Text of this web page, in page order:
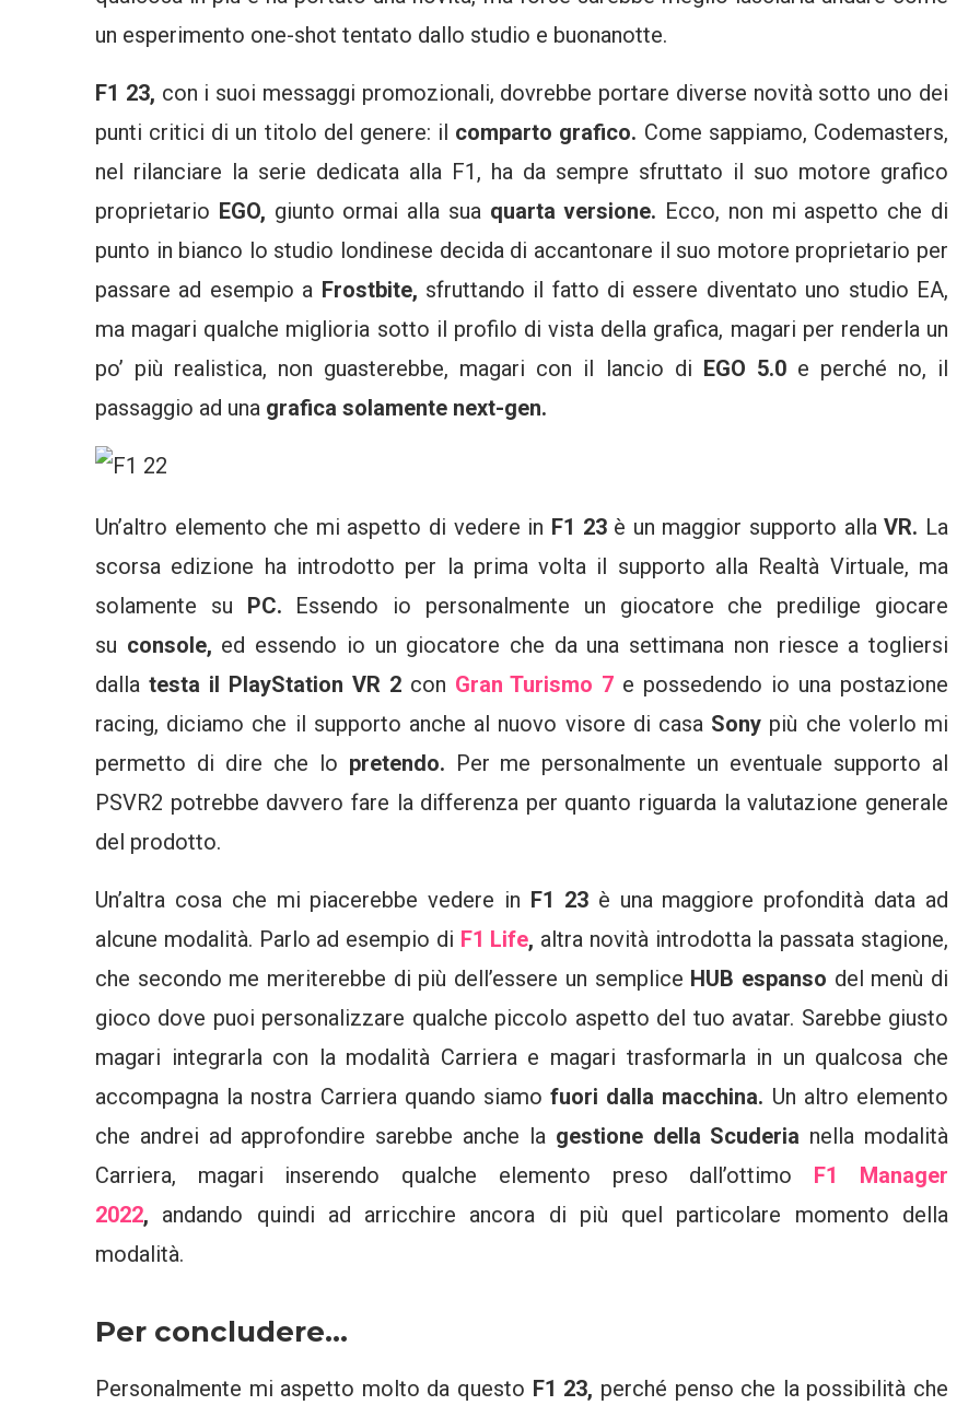
un esperimento one-shot tentato dallo studio e buonanotte.
F1 23, con i suoi messaggi promozionali, dovrebbe portare diverse novità sotto uno dei
punti critici di un titolo del genere: il comparto grafico. Come sappiamo, Codemasters,
nel rilanciare la serie dedicata alla F1, ha da sempre sfruttato il suo motore grafico
proprietario EGO, giunto ormai alla sua quarta versione. Ecco, non mi aspetto che di
punto in bianco lo studio londinese decida di accantonare il suo motore proprietario per
passare ad esempio a Frostbite, sfruttando il fatto di essere diventato uno studio EA,
ma magari qualche miglioria sotto il profilo di vista della grafica, magari per renderla un
po’ più realistica, non guasterebbe, magari con il lancio di EGO 5.0 e perché no, il
passaggio ad una grafica solamente next-gen.
Un’altro elemento che mi aspetto di vedere in F1 23 è un maggior supporto allaVR. La
scorsa edizione ha introdotto per la prima volta il supporto alla Realtà Virtuale, ma
solamente su PC. Essendo io personalmente un giocatore che predilige giocare
su console, ed essendo io un giocatore che da una settimana non riesce a togliersi
dalla testa il PlayStation VR 2 con Gran Turismo 7 e possedendo io una postazione
racing, diciamo che il supporto anche al nuovo visore di casa Sony più che volerlo mi
permetto di dire che lo pretendo. Per me personalmente un eventuale supporto al
PSVR2 potrebbe davvero fare la differenza per quanto riguarda la valutazione generale
del prodotto.
Un’altra cosa che mi piacerebbe vedere in F1 23 è una maggiore profondità data ad
alcune modalità. Parlo ad esempio di F1 Life, altra novità introdotta la passata stagione,
che secondo me meriterebbe di più dell’essere un semplice HUB espanso del menù di
gioco dove puoi personalizzare qualche piccolo aspetto del tuo avatar. Sarebbe giusto
magari integrarla con la modalità Carriera e magari trasformarla in un qualcosa che
accompagna la nostra Carriera quando siamofuori dalla macchina. Un altro elemento
che andrei ad approfondire sarebbe anche la gestione della Scuderia nella modalità
Carriera, magari inserendo qualche elemento preso dall’ottimo F1 Manager
2022, andando quindi ad arricchire ancora di più quel particolare momento della
modalità.
Per concludere…
Personalmente mi aspetto molto da questo F1 23, perché penso che la possibilità che